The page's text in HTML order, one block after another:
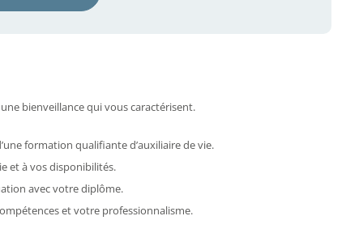
bienveillance qui vous caractérisent.
formation qualifiante d’auxiliaire de vie.
et à vos disponibilités.
avec votre diplôme.
et votre professionnalisme.